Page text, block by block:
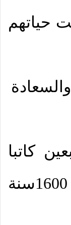
حياتهم
كاتبا
عاشوا في فترة بلغت 1600سنة